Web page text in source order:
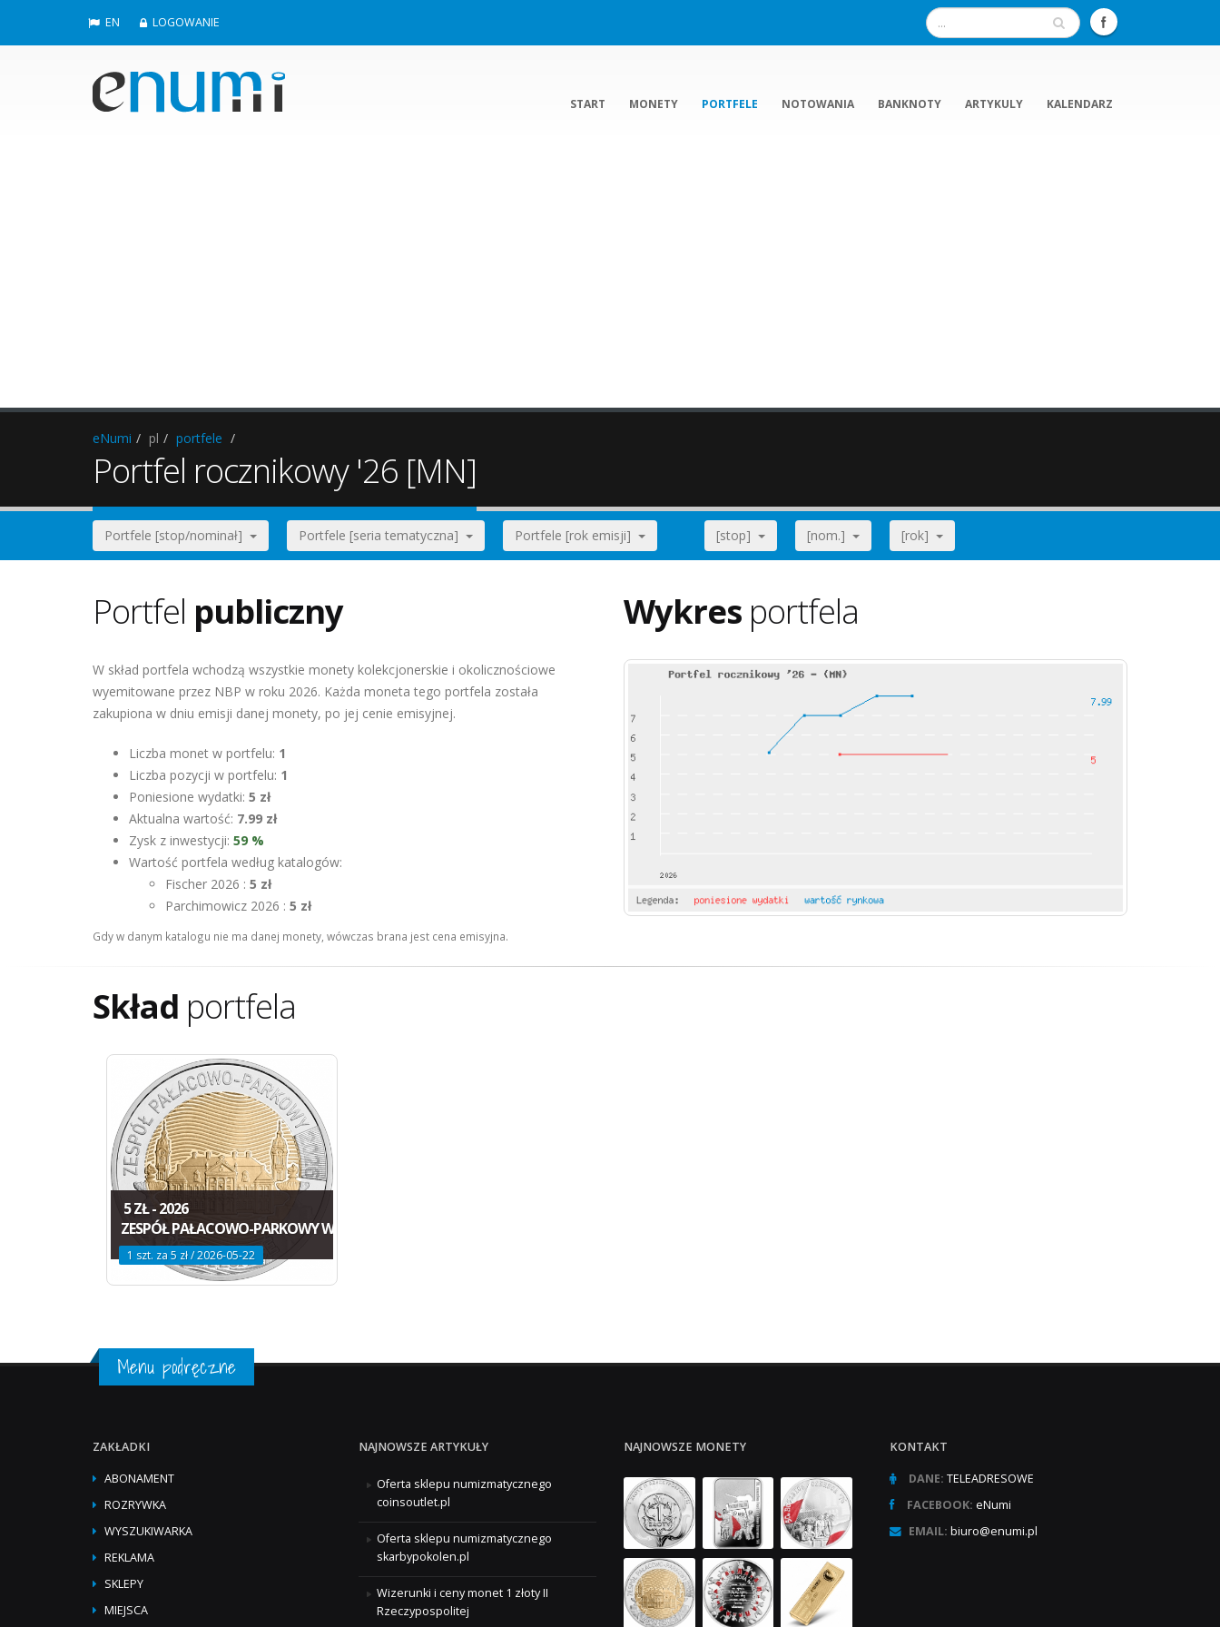
EN LOGOWANIE
START MONETY PORTFELE NOTOWANIA BANKNOTY ARTYKULY KALENDARZ
eNumi pl portfele
Portfel rocznikowy '26 [MN]
Portfele [stop/nominał] Portfele [seria tematyczna] Portfele [rok emisji] [stop] [nom.] [rok]
Portfel publiczny
W skład portfela wchodzą wszystkie monety kolekcjonerskie i okolicznościowe
wyemitowane przez NBP w roku 2026. Każda moneta tego portfela została
zakupiona w dniu emisji danej monety, po jej cenie emisyjnej.
Liczba monet w portfelu: 1
Liczba pozycji w portfelu: 1
Poniesione wydatki: 5 zł
Aktualna wartość: 7.99 zł
Zysk z inwestycji: 59 %
Wartość portfela według katalogów:
Fischer 2026 : 5 zł
Parchimowicz 2026 : 5 zł
Gdy w danym katalogu nie ma danej monety, wówczas brana jest cena emisyjna.
Wykres portfela
Skład portfela
5 ZŁ - 2026
ZESPÓŁ PAŁACOWO-PARKOWY W KOZŁÓWCE
1 szt. za 5 zł / 2026-05-22
Menu podręczne
ZAKŁADKI
ABONAMENT
ROZRYWKA
WYSZUKIWARKA
REKLAMA
SKLEPY
MIEJSCA
NAJNOWSZE ARTYKUŁY
Oferta sklepu numizmatycznego
coinsoutlet.pl
Oferta sklepu numizmatycznego
skarbypokolen.pl
Wizerunki i ceny monet 1 złoty II
Rzeczypospolitej
NAJNOWSZE MONETY KONTAKT
DANE: TELEADRESOWE
FACEBOOK: eNumi
EMAIL: biuro@enumi.pl